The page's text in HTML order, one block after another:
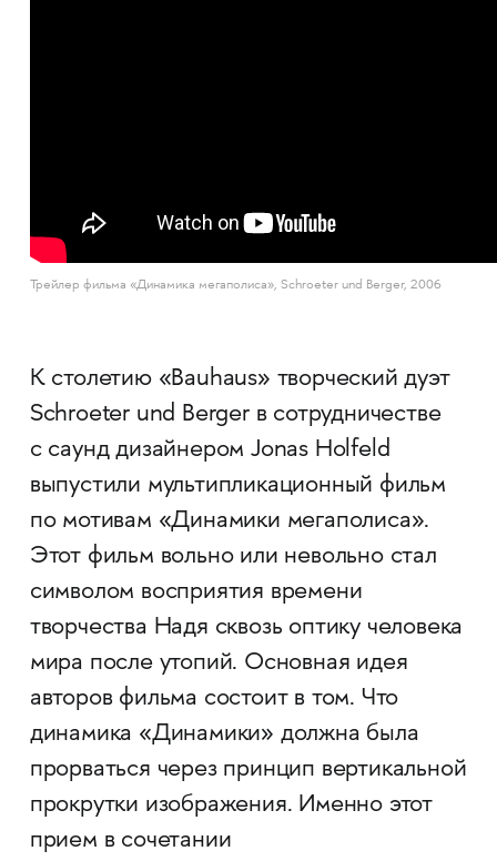
Трейлер фильма «Динамика мегаполиса», Schroeter und Berger, 2006
К столетию «Bauhaus» творческий дуэт
Schroeter und Berger в сотрудничестве
с саунд дизайнером Jonas Holfeld
выпустили мультипликационный фильм
по мотивам «Динамики мегаполиса».
Этот фильм вольно или невольно стал
символом восприятия времени
творчества Надя сквозь оптику человека
мира после утопий. Основная идея
авторов фильма состоит в том. Что
динамика «Динамики» должна была
прорваться через принцип вертикальной
прокрутки изображения. Именно этот
прием в сочетании